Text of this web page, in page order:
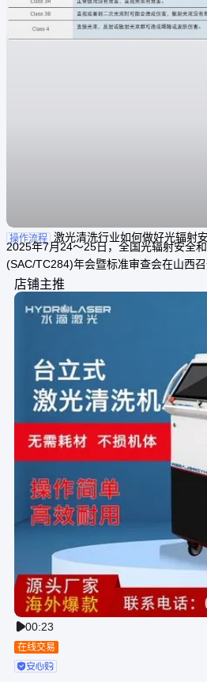
操作流程 激光清洗行业如何做好光辐射
2025年7月24～25日，全国光辐射安全
(SAC/TC284)年会暨标准审查会在山西
GB 44703—2024《光辐射安全通用要求
实施，旨在应对日益普及的
店铺主推
00:23
在线交易